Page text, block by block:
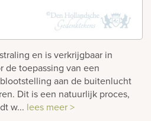
en is verkrijgbaar in
de toepassing van een
aan de buitenlucht
Dit is een natuurlijk proces,
w... lees meer >